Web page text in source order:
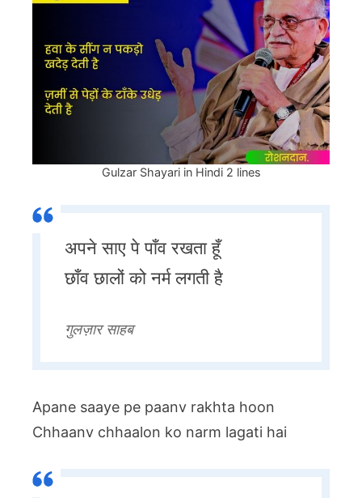
Gulzar Shayari in Hindi 2 lines
अपने साए पे पाँव रखता हूँ
छाँव छालों को नर्म लगती है
गुलज़ार साहब
Apane saaye pe paanv rakhta hoon
Chhaanv chhaalon ko narm lagati hai